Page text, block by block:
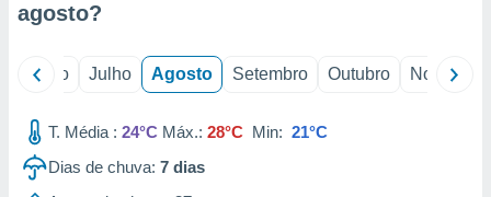
1199
agosto?
Junho Julho Agosto Setembro Outubro Novembro
T. Média : 24°C Máx.: 28°C Min: 21°C
Dias de chuva: 7 dias